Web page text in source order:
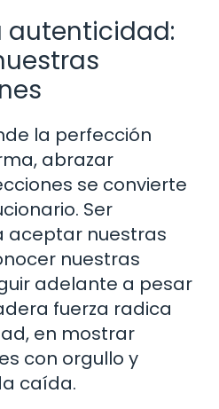
autenticidad:
la perfección
abrazar
se convierte
Ser
aceptar nuestras
nuestras
adelante a pesar
fuerza radica
en mostrar
con orgullo y
caída.